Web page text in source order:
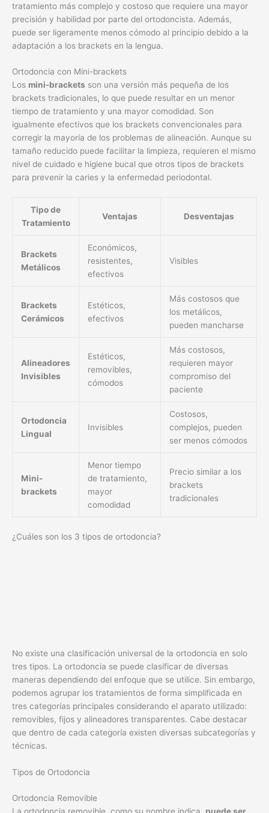
tratamiento más complejo y costoso que requiere una mayor
precisión y habilidad por parte del ortodoncista. Además,
puede ser ligeramente menos cómodo al principio debido a la
adaptación a los brackets en la lengua.
Ortodoncia con Mini-brackets
Los mini-brackets son una versión más pequeña de los
brackets tradicionales, lo que puede resultar en un menor
tiempo de tratamiento y una mayor comodidad. Son
igualmente efectivos que los brackets convencionales para
corregir la mayoría de los problemas de alineación. Aunque su
tamaño reducido puede facilitar la limpieza, requieren el mismo
nivel de cuidado e higiene bucal que otros tipos de brackets
para prevenir la caries y la enfermedad periodontal.
Tipo de
Tratamiento
Ventajas Desventajas
Brackets
Metálicos
Económicos,
resistentes,
efectivos
Visibles
Brackets
Cerámicos
Estéticos,
efectivos
Más costosos que
los metálicos,
pueden mancharse
Alineadores
Invisibles
Estéticos,
removibles,
cómodos
Más costosos,
requieren mayor
compromiso del
paciente
Ortodoncia
Lingual
Invisibles
Costosos,
complejos, pueden
ser menos cómodos
Mini-
brackets
Menor tiempo
de tratamiento,
mayor
comodidad
Precio similar a los
brackets
tradicionales
¿Cuáles son los 3 tipos de ortodoncia?
No existe una clasificación universal de la ortodoncia en solo
tres tipos. La ortodoncia se puede clasificar de diversas
maneras dependiendo del enfoque que se utilice. Sin embargo,
podemos agrupar los tratamientos de forma simplificada en
tres categorías principales considerando el aparato utilizado:
removibles, fijos y alineadores transparentes. Cabe destacar
que dentro de cada categoría existen diversas subcategorías y
técnicas.
Tipos de Ortodoncia
Ortodoncia Removible